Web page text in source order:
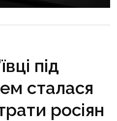
в унікальному календарі
під
сталася
росіян